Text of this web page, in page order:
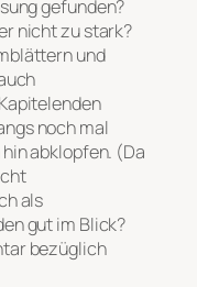
gefunden?
nicht zu stark?
und
noch mal
abklopfen. (Da
als
gut im Blick?
bezüglich